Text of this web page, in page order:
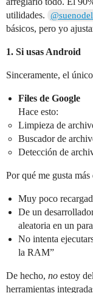
utilidades.
básicos, pero yo
1. Si usas Android
Sinceramente, el
Files de Google
Hace esto:
Limpieza de
Buscador de
Detección de
Por qué me gusta
Muy poco
De un
aleatoria en un
No intenta
la RAM”
De hecho, no estoy
herramientas